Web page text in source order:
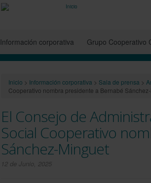
Información corporativa Grupo Cooperativo
Inicio > Información corporativa > Sala de prensa >
Cooperativo nombra presidente a Bernabé
El Consejo de
Social Cooperativo
Sánchez-Minguet
12 de Junio, 2025